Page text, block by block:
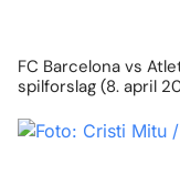
FC Barcelona vs
spilforslag (8. april